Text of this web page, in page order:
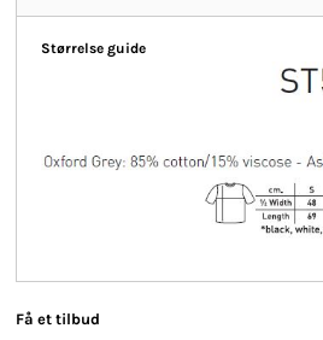
Størrelse guide
Få et tilbud